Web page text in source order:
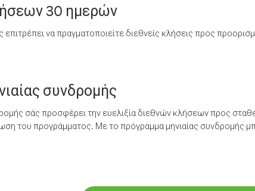
30 ημερών
να πραγματοποιείτε διεθνείς κλήσεις προς
συνδρομής
σάς προσφέρει την ευελιξία διεθνών κλήσεων προς
του προγράμματος. Με το πρόγραμμα μηνιαίας συνδρομής